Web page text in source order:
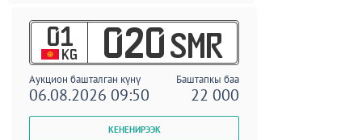
01
KG 020 SMR
Аукцион башталган күнү Баштапкы баа
06.08.2026 09:50 22 000